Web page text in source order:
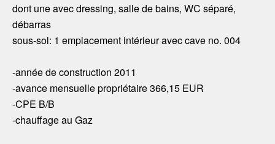
dont une avec dressing, salle de bains, WC séparé,
débarras
sous-sol: 1 emplacement intérieur avec cave no. 004
-année de construction 2011
-avance mensuelle propriétaire 366,15 EUR
-CPE B/B
-chauffage au Gaz